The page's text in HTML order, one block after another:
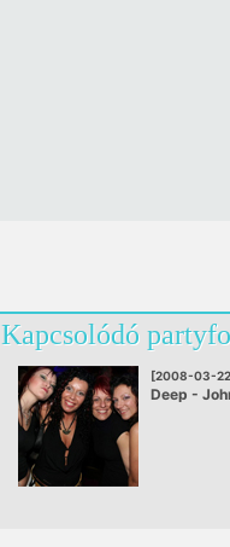
Kapcsolódó
[2008-03-
Deep -